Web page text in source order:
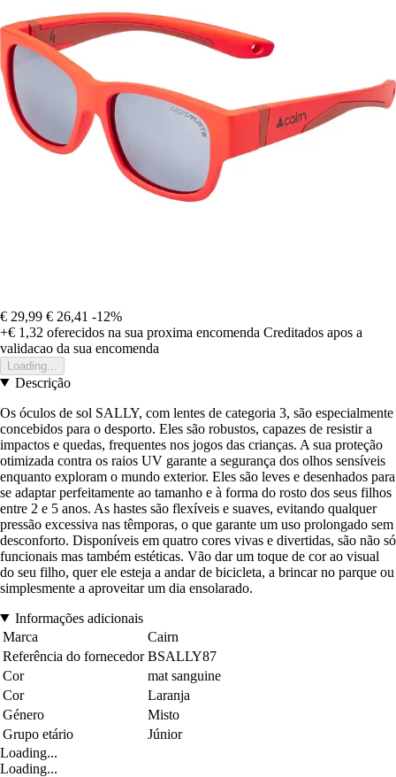
€ 29,99 € 26,41 -12%
+€ 1,32 oferecidos na sua proxima encomenda Creditados apos a
validacao da sua encomenda
Loading...
Descrição
Os óculos de sol SALLY, com lentes de categoria 3, são especialmente
concebidos para o desporto. Eles são robustos, capazes de resistir a
impactos e quedas, frequentes nos jogos das crianças. A sua proteção
otimizada contra os raios UV garante a segurança dos olhos sensíveis
enquanto exploram o mundo exterior. Eles são leves e desenhados para
se adaptar perfeitamente ao tamanho e à forma do rosto dos seus filhos
entre 2 e 5 anos. As hastes são flexíveis e suaves, evitando qualquer
pressão excessiva nas têmporas, o que garante um uso prolongado sem
desconforto. Disponíveis em quatro cores vivas e divertidas, são não só
funcionais mas também estéticas. Vão dar um toque de cor ao visual
do seu filho, quer ele esteja a andar de bicicleta, a brincar no parque ou
simplesmente a aproveitar um dia ensolarado.
Informações adicionais
Marca
Cairn
Referência do fornecedor BSALLY87
Cor
mat sanguine
Cor
Laranja
Género
Misto
Grupo etário
Júnior
Loading...
Loading...